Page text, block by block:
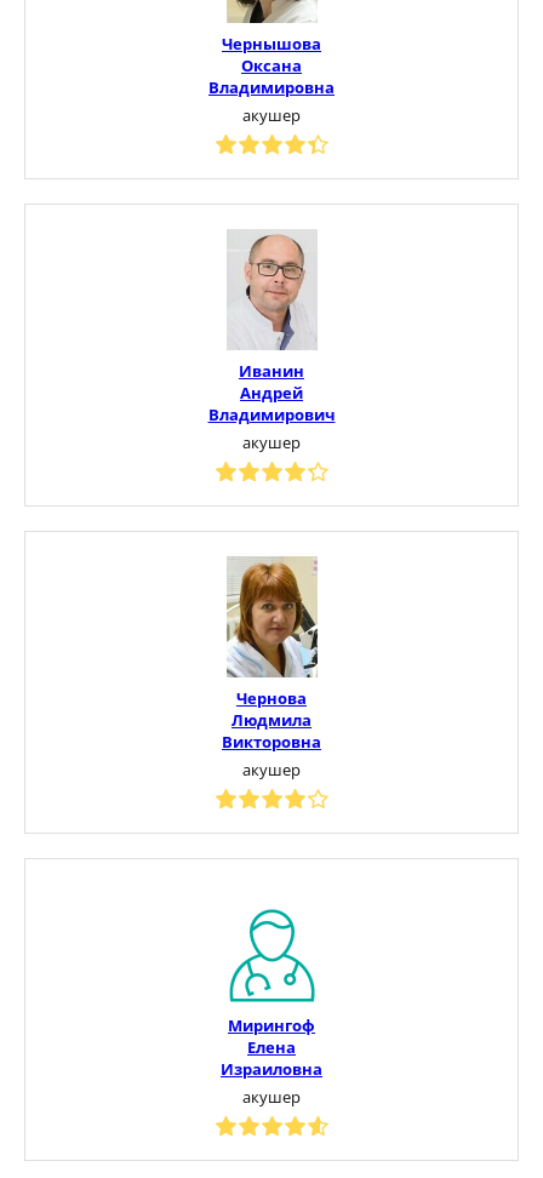
Чернышова
Оксана
Владимировна
акушер
Иванин
Андрей
Владимирович
акушер
Чернова
Людмила
Викторовна
акушер
Мирингоф
Елена
Израиловна
акушер